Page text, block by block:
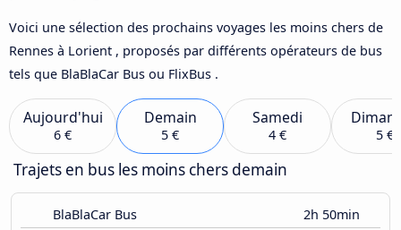
Voici une sélection des prochains voyages les moins chers de
Rennes à Lorient , proposés par différents opérateurs de bus
tels que BlaBlaCar Bus ou FlixBus .
Aujourd'hui
6 €
Demain
5 €
Samedi
4 € 5 €
Trajets en bus les moins chers demain
BlaBlaCar Bus 2h 50min